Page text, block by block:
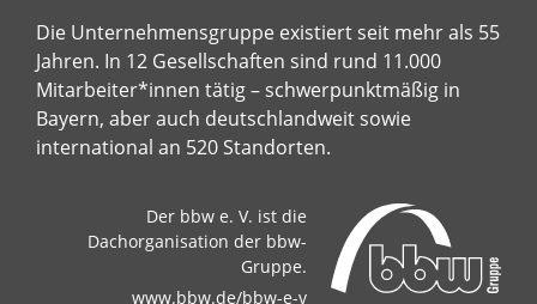
Die Unternehmensgruppe existiert seit mehr als 55
Jahren. In 12 Gesellschaften sind rund 11.000
Mitarbeiter*innen tätig – schwerpunktmäßig in
Bayern, aber auch deutschlandweit sowie
international an 520 Standorten.
Der bbw e. V. ist die
Dachorganisation der bbw-
Gruppe.
www.bbw.de/bbw-e-v